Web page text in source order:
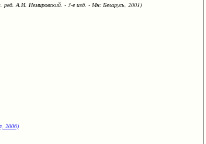
А.И. Немировский. - 3-е изд. - Мн: Беларусь, 2001)
2006)